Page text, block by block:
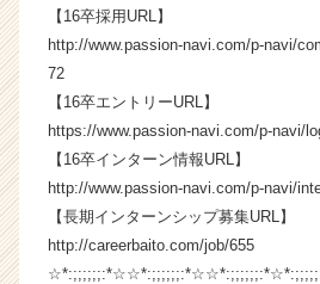
ト
く
就
活
サ
イ
ト
チ
【16卒採用URL】
http://www.passion-navi.com/p-navi/
72
【16卒エントリーURL】
https://www.passion-navi.com/p-navi/
【16卒インターン情報URL】
http://www.passion-navi.com/p-navi/
【長期インターンシップ募集URL】
http://careerbaito.com/job/655